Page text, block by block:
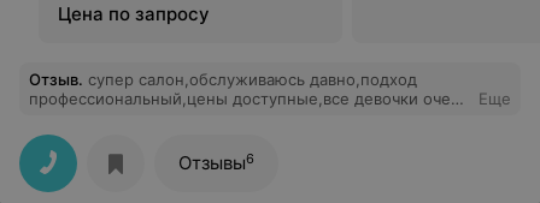
Цена по запросу
Отзыв. супер салон,обслуживаюсь давно,подход
профессиональный,цены доступные,все девочки очень
Еще
Отзывы6